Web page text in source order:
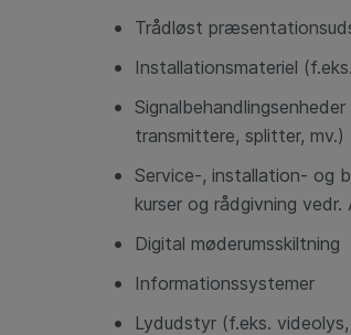
Trådløst
Installationsmateriel
transmittere, splitter, mv.)
Service-, installation- og
kurser og rådgivning vedr.
Digital møderumsskiltning
Informationssystemer
Lydudstyr (f.eks.